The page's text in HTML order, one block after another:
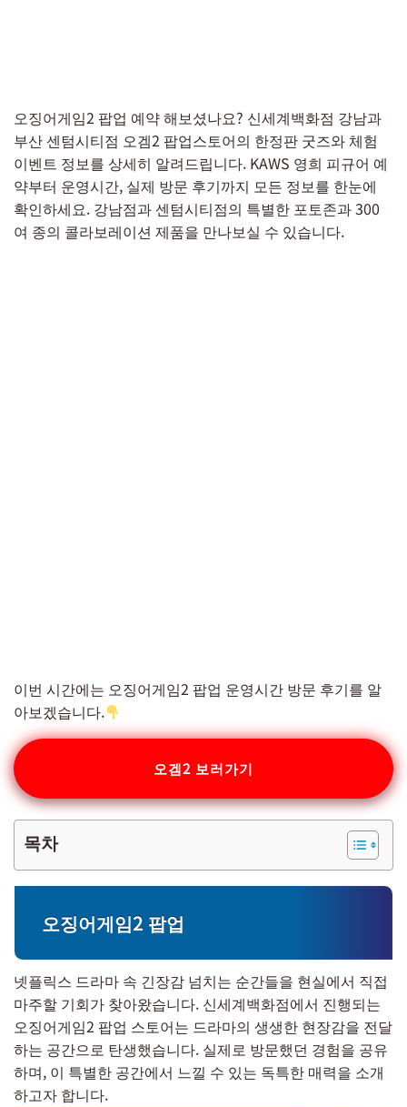
오징어게임2 팝업 예약 해보셨나요? 신세계백화점 강남과
부산 센텀시티점 오겜2 팝업스토어의 한정판 굿즈와 체험
이벤트 정보를 상세히 알려드립니다. KAWS 영희 피규어 예
약부터 운영시간, 실제 방문 후기까지 모든 정보를 한눈에
확인하세요. 강남점과 센텀시티점의 특별한 포토존과 300
여 종의 콜라보레이션 제품을 만나보실 수 있습니다.
이번 시간에는 오징어게임2 팝업 운영시간 방문 후기를 알
아보겠습니다.
오겜2 보러가기
목차
오징어게임2 팝업
넷플릭스 드라마 속 긴장감 넘치는 순간들을 현실에서 직접
마주할 기회가 찾아왔습니다. 신세계백화점에서 진행되는
오징어게임2 팝업 스토어는 드라마의 생생한 현장감을 전달
하는 공간으로 탄생했습니다. 실제로 방문했던 경험을 공유
하며, 이 특별한 공간에서 느낄 수 있는 독특한 매력을 소개
하고자 합니다.